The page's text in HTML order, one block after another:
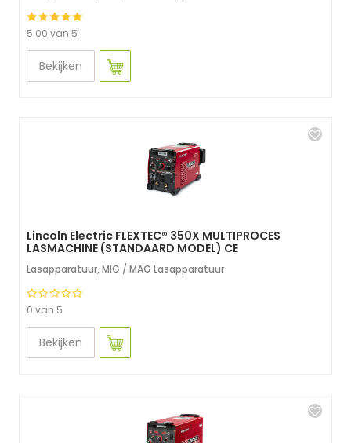
5.00 van 5
Bekijken
Lincoln Electric FLEXTEC® 350X MULTIPROCES
LASMACHINE (STANDAARD MODEL) CE
Lasapparatuur, MIG / MAG Lasapparatuur
0 van 5
Bekijken